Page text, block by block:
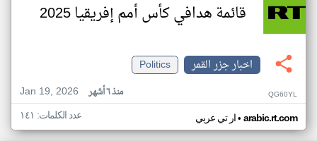
قائمة هدافي كأس أمم إفريقيا 2025
اخبار جزر القمر
Politics
Jan 19, 2026
منذ ٦ أشهر QG60YL
ار تي عربي• arabic.rt.com عدد الكلمات: ١٤١